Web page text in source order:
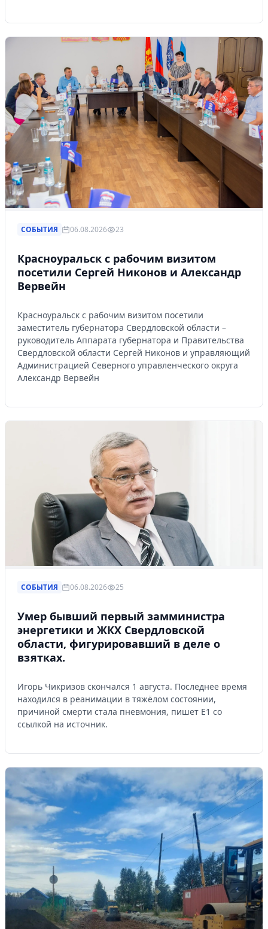
СОБЫТИЯ 06.08.2026 23
Красноуральск с рабочим визитом
посетили Сергей Никонов и Александр
Вервейн
Красноуральск с рабочим визитом посетили
заместитель губернатора Свердловской области –
руководитель Аппарата губернатора и Правительства
Свердловской области Сергей Никонов и управляющий
Администрацией Северного управленческого округа
Александр Вервейн
СОБЫТИЯ 06.08.2026 25
Умер бывший первый замминистра
энергетики и ЖКХ Свердловской
области, фигурировавший в деле о
взятках.
Игорь Чикризов скончался 1 августа. Последнее время
находился в реанимации в тяжёлом состоянии,
причиной смерти стала пневмония, пишет Е1 со
ссылкой на источник.